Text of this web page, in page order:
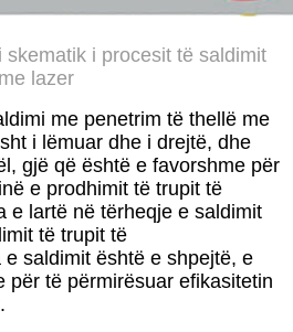
skematik i procesit të saldimit
lazer
me penetrim të thellë me
i lëmuar dhe i drejtë, dhe
gjë që është e favorshme për
e prodhimit të trupit të
e lartë në tërheqje e saldimit
të trupit të
saldimit është e shpejtë, e
për të përmirësuar efikasitetin